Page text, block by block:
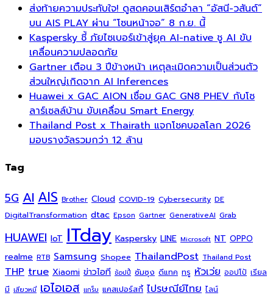
ส่งท้ายความประทับใจ! ดูสดคอนเสิร์ตอำลา “อัสนี-วสันต์”
บน AIS PLAY ผ่าน “โซนหน้าจอ” 8 ก.ย. นี้
Kaspersky ชี้ ภัยไซเบอร์เข้าสู่ยุค AI-native ชู AI ขับ
เคลื่อนความปลอดภัย
Gartner เตือน 3 ปีข้างหน้า เหตุละเมิดความเป็นส่วนตัว
ส่วนใหญ่เกิดจาก AI Inferences
Huawei x GAC AION เชื่อม GAC GN8 PHEV กับโซ
ลาร์เซลล์บ้าน ขับเคลื่อน Smart Energy
Thailand Post x Thairath แจกโชคบอลโลก 2026
มอบรางวัลรวมกว่า 12 ล้าน
Tag
5G AI AIS Brother Cloud COVID-19 Cybersecurity DE
DigitalTransformation dtac Epson Gartner GenerativeAI Grab
HUAWEI IoT ITday Kaspersky LINE Microsoft NT OPPO
realme RTB Samsung Shopee ThailandPost Thailand Post
THP true Xiaomi ข่าวไอที ช้อปปี้ ซัมซุง ดีแทค ทรู หัวเว่ย ออปโป้ เรียล
มี เสียวหมี่ เอไอเอส แกร็บ แคสเปอร์สกี้ ไปรษณีย์ไทย ไลน์